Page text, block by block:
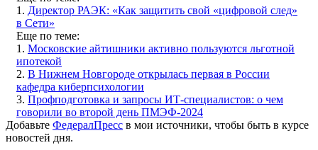
1. Директор РАЭК: «Как защитить свой «цифровой след»
в Сети»
Еще по теме:
1. Московские айтишники активно пользуются льготной
ипотекой
2. В Нижнем Новгороде открылась первая в России
кафедра киберпсихологии
3. Профподготовка и запросы ИТ-специалистов: о чем
говорили во второй день ПМЭФ-2024
Добавьте ФедералПресс в мои источники, чтобы быть в курсе
новостей дня.